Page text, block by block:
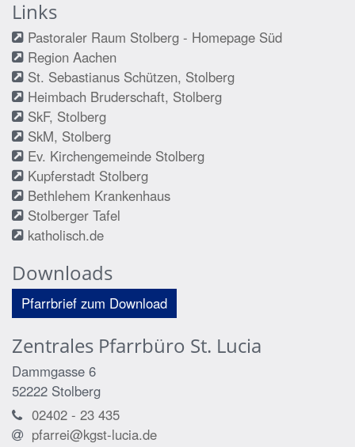
Links
Pastoraler Raum Stolberg - Homepage Süd
Region Aachen
St. Sebastianus Schützen, Stolberg
Heimbach Bruderschaft, Stolberg
SkF, Stolberg
SkM, Stolberg
Ev. Kirchengemeinde Stolberg
Kupferstadt Stolberg
Bethlehem Krankenhaus
Stolberger Tafel
katholisch.de
Downloads
Pfarrbrief zum Download
Zentrales Pfarrbüro St. Lucia
Dammgasse 6
52222 Stolberg
02402 - 23 435
pfarrei@kgst-lucia.de